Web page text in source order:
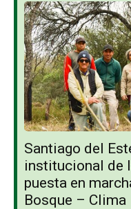
Santiago del
institucional de
puesta en
Bosque – Clima